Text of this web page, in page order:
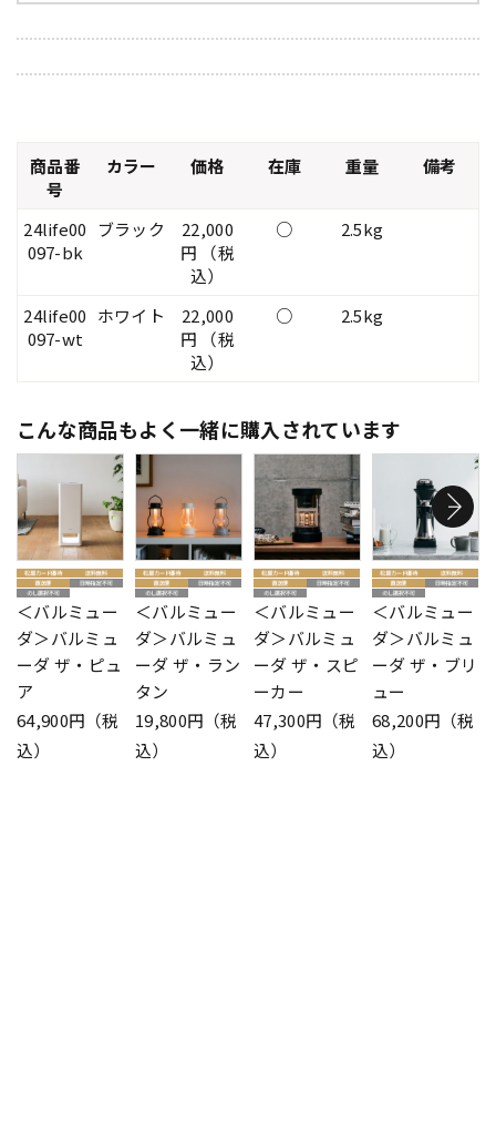
商品番
号
カラー 価格 在庫 重量 備考
24life00
097-bk
ブラック
22,000
円 （税
込）
○ 2.5kg
24life00
097-wt
ホワイト
22,000
円 （税
込）
○ 2.5kg
こんな商品もよく一緒に購入されています
＜バルミュー
ダ＞バルミュ
ーダ ザ・ピュ
ア
64,900円（税
込）
＜バルミュー
ダ＞バルミュ
ーダ ザ・ラン
タン
19,800円（税
込）
＜バルミュー
ダ＞バルミュ
ーダ ザ・スピ
ーカー
47,300円（税
込）
＜バルミュー
ダ＞バルミュ
ーダ ザ・ブリ
ュー
68,200円（税
込）